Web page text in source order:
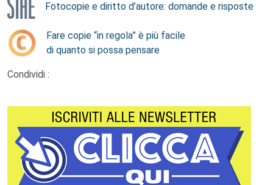
Fotocopie e diritto d’autore: domande e risposte
Fare copie “in regola” è più facile
di quanto si possa pensare
Condividi :